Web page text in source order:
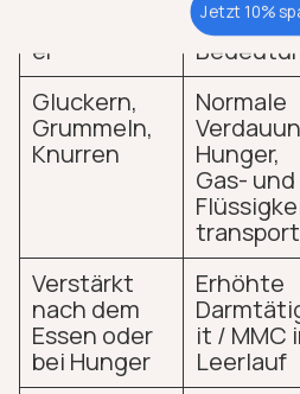
er
Mögliche
Gluckern,
Grummeln,
Knurren
Normale
Hunger,
Gas- und
transport
Verstärkt
nach dem
Essen oder
bei Hunger
Erhöhte
it / MMC
Leerlauf
Jetzt 10%